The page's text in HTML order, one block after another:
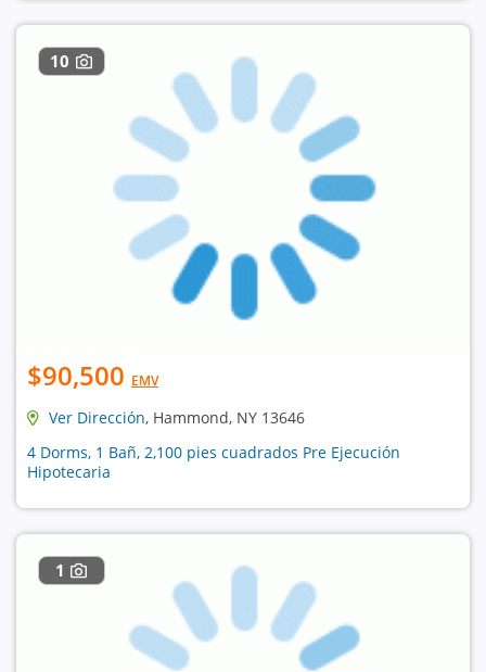
10
$90,500 EMV
Ver Dirección, Hammond, NY 13646
4 Dorms, 1 Bañ, 2,100 pies cuadrados Pre Ejecución
Hipotecaria
1